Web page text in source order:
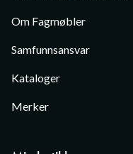
Om Fagmøbler
Samfunnsansvar
Kataloger
Merker